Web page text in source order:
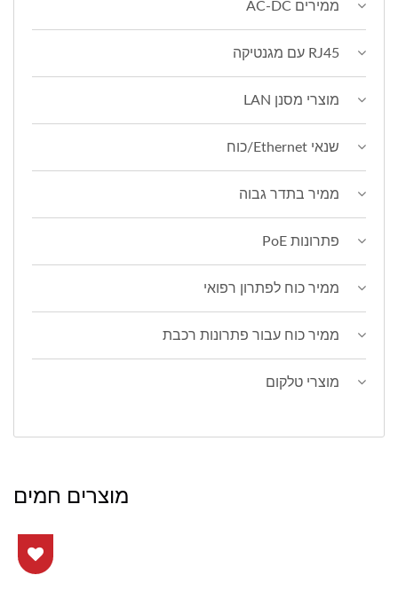
ממירים AC-DC
RJ45 עם מגנטיקה
מוצרי מסנן LAN
שנאי Ethernet/כוח
ממיר בתדר גבוה
פתרונות PoE
ממיר כוח לפתרון רפואי
ממיר כוח עבור פתרונות רכבת
מוצרי טלקום
מוצרים חמים